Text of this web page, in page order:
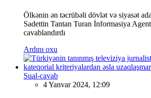
Ölkənin ən təcrübəli dövlət və siyasət
Sadettin Tantan Turan İnformasiya
cavablandırdı
Ardını oxu
Sual-cavab
4 Yanvar 2024, 12:09